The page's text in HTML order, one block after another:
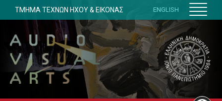
ΤΜΗΜΑ ΤΕΧΝΩΝ ΗΧΟΥ & ΕΙΚΟΝΑΣ ENGLISH